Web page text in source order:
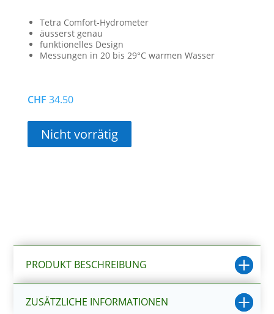
Tetra Comfort-Hydrometer
äusserst genau
funktionelles Design
Messungen in 20 bis 29°C warmen Wasser
CHF 34.50
Nicht vorrätig
PRODUKT BESCHREIBUNG
ZUSÄTZLICHE INFORMATIONEN